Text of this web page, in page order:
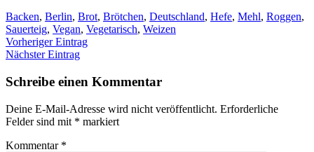
Backen, Berlin, Brot, Brötchen, Deutschland, Hefe, Mehl, Roggen,
Sauerteig, Vegan, Vegetarisch, Weizen
Vorheriger Eintrag
Nächster Eintrag
Schreibe einen Kommentar
Deine E-Mail-Adresse wird nicht veröffentlicht. Erforderliche
Felder sind mit * markiert
Kommentar *